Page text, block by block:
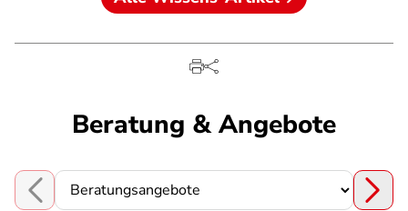
Beratung & Angebote
Choose a section